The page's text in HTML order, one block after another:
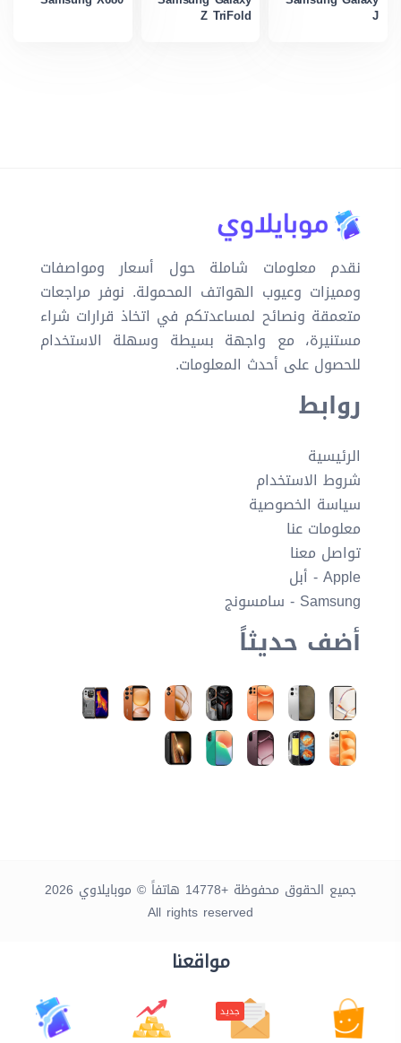
J
Z TriFold
نقدم معلومات شاملة حول أسعار ومواصفات
ومميزات وعيوب الهواتف المحمولة. نوفر مراجعات
متعمقة ونصائح لمساعدتكم في اتخاذ قرارات شراء
مستنيرة، مع واجهة بسيطة وسهلة الاستخدام
للحصول على أحدث المعلومات.
روابط
الرئيسية
شروط الاستخدام
سياسة الخصوصية
معلومات عنا
تواصل معنا
Apple - أبل
Samsung - سامسونج
أضف حديثاً
جميع الحقوق محفوظة +14778 هاتفاً © موبايلاوي 2026
All rights reserved